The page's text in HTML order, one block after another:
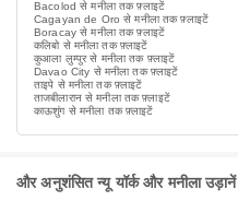
Bacolod से मनीला तक फ़्लाइटें
Cagayan de Oro से मनीला तक फ़्लाइटें
Boracay से मनीला तक फ़्लाइटें
कलिबो से मनीला तक फ़्लाइटें
कुआला लुम्पुर से मनीला तक फ़्लाइटें
Davao City से मनीला तक फ़्लाइटें
ताइपे से मनीला तक फ़्लाइटें
ताजबीलारान से मनीला तक फ़्लाइटें
काऊशुंग से मनीला तक फ़्लाइटें
और अनुशंसित न्यू यॉर्क और मनीला उड़ानें